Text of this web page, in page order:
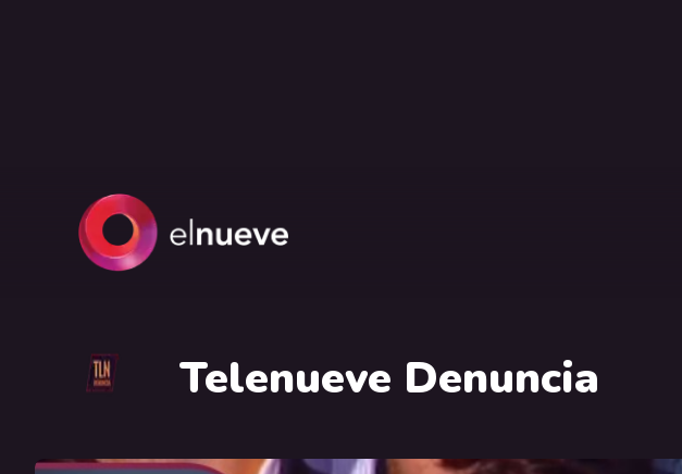
Telenueve Denuncia